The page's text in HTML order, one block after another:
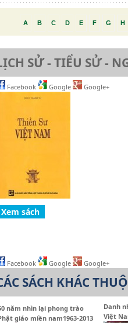
A B C D E F G H
SỬ - TIỂU SỬ -
Facebook Google Google+
Facebook Google Google+
SÁCH KHÁC
năm nhìn lại phong trào
giáo miền nam1963-2013
Danh
Việt